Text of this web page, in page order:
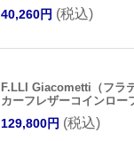
40,260円 (税込)
F.LLI Giacometti（フラ
カーフレザーコインロー
129,800円 (税込)